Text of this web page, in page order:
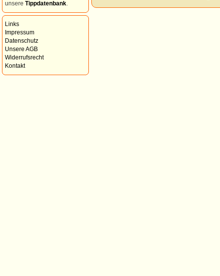
unsere Tippdatenbank
Links
Impressum
Datenschutz
Unsere AGB
Widerrufsrecht
Kontakt